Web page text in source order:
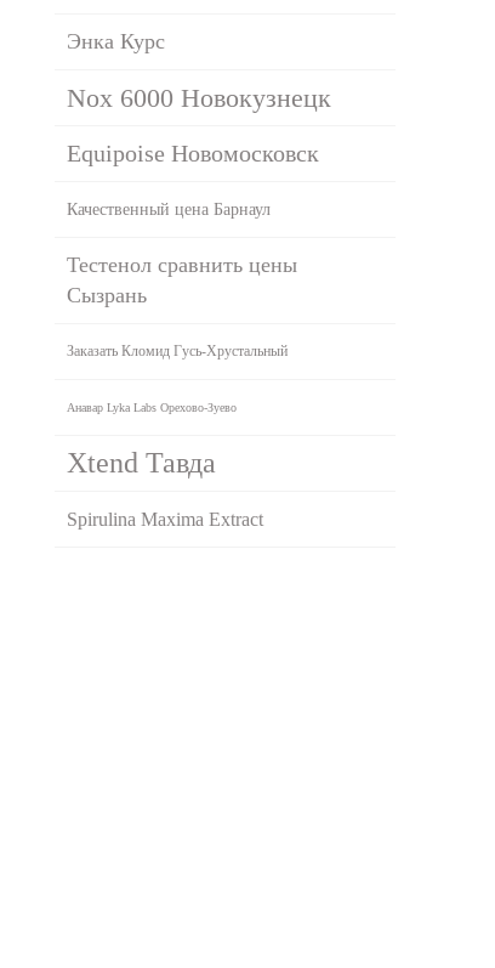
Энка Курс
Nox 6000 Новокузнецк
Equipoise Новомосковск
Качественный цена Барнаул
Тестенол сравнить цены
Сызрань
Заказать Кломид Гусь-Хрустальный
Анавар Lyka Labs Орехово-Зуево
Xtend Тавда
Spirulina Maxima Extract